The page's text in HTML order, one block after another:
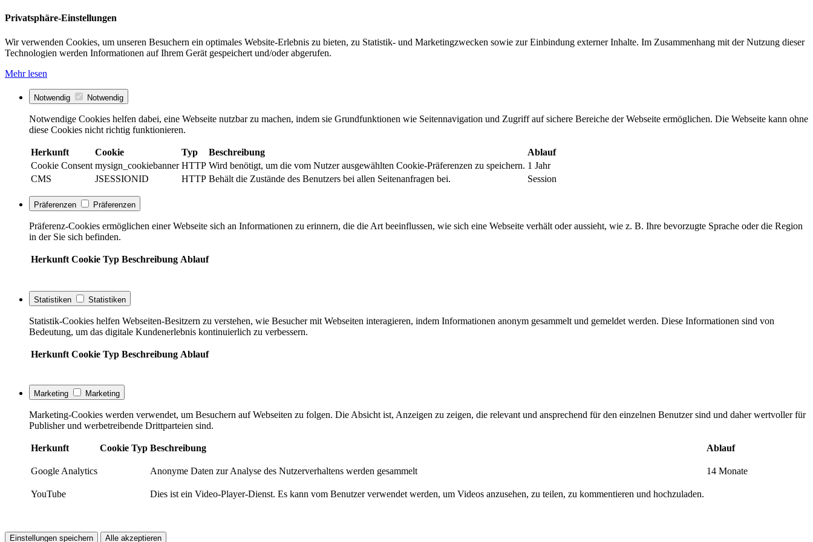
Privatsphäre-Einstellungen
Wir verwenden Cookies, um unseren Besuchern ein optimales Website-Erlebnis zu bieten, zu Statistik- und Marketingzwecken sowie zur Einbindung externer Inhalte. Im Zusammenhang mit der Nutzung dieser
Technologien werden Informationen auf Ihrem Gerät gespeichert und/oder abgerufen.
Mehr lesen
Notwendig Notwendig
Notwendige Cookies helfen dabei, eine Webseite nutzbar zu machen, indem sie Grundfunktionen wie Seitennavigation und Zugriff auf sichere Bereiche der Webseite ermöglichen. Die Webseite kann ohne
diese Cookies nicht richtig funktionieren.
Herkunft Cookie Typ Beschreibung
Ablauf
Cookie Consent mysign_cookiebanner HTTP Wird benötigt, um die vom Nutzer ausgewählten Cookie-Präferenzen zu speichern. 1 Jahr
CMS
JSESSIONID HTTP Behält die Zustände des Benutzers bei allen Seitenanfragen bei. Session
Präferenzen Präferenzen
Präferenz-Cookies ermöglichen einer Webseite sich an Informationen zu erinnern, die die Art beeinflussen, wie sich eine Webseite verhält oder aussieht, wie z. B. Ihre bevorzugte Sprache oder die Region
in der Sie sich befinden.
Herkunft Cookie Typ Beschreibung Ablauf
Statistiken Statistiken
Statistik-Cookies helfen Webseiten-Besitzern zu verstehen, wie Besucher mit Webseiten interagieren, indem Informationen anonym gesammelt und gemeldet werden. Diese Informationen sind von
Bedeutung, um das digitale Kundenerlebnis kontinuierlich zu verbessern.
Herkunft Cookie Typ Beschreibung Ablauf
Marketing Marketing
Marketing-Cookies werden verwendet, um Besuchern auf Webseiten zu folgen. Die Absicht ist, Anzeigen zu zeigen, die relevant und ansprechend für den einzelnen Benutzer sind und daher wertvoller für
Publisher und werbetreibende Drittparteien sind.
Herkunft Cookie Typ Beschreibung Ablauf
Google Analytics Anonyme Daten zur Analyse des Nutzerverhaltens werden gesammelt 14 Monate
YouTube Dies ist ein Video-Player-Dienst. Es kann vom Benutzer verwendet werden, um Videos anzusehen, zu teilen, zu kommentieren und hochzuladen.
Einstellungen speichern Alle akzeptieren